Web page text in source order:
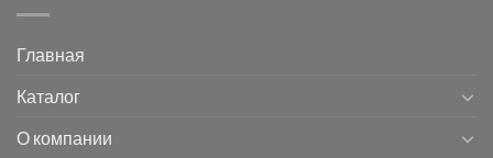
Главная
Каталог
О компании